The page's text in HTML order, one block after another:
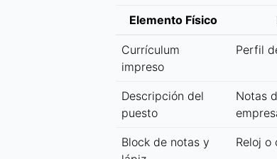
Elemento Físico
Currículum
impreso
Perfil
Descripción del
puesto
Notas
Block de notas y
Reloj o